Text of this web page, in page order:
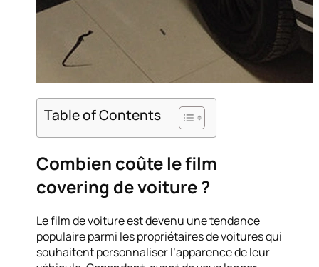
Table of Contents
Combien coûte le film
covering de voiture ?
Le film de voiture est devenu une tendance
populaire parmi les propriétaires de voitures qui
souhaitent personnaliser l’apparence de leur